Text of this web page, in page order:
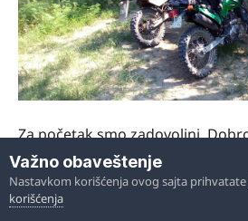
Za početak smo zadovoljni.
ima šume biće lakše za vožnju jer
Važno obaveštenje
Nastavkom korišćenja ovog sajta prihvatate
korišćenja